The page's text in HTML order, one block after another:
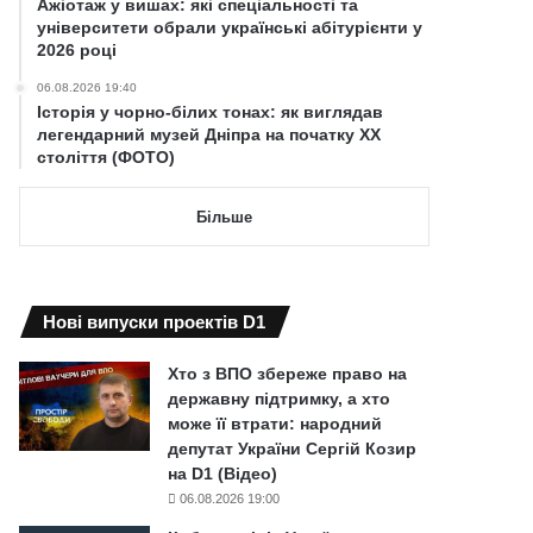
Ажіотаж у вишах: які спеціальності та
університети обрали українські абітурієнти у
2026 році
06.08.2026 19:40
Історія у чорно-білих тонах: як виглядав
легендарний музей Дніпра на початку ХХ
століття (ФОТО)
Більше
Нові випуски проектів D1
Хто з ВПО збереже право на
державну підтримку, а хто
може її втрати: народний
депутат України Сергій Козир
на D1 (Відео)
06.08.2026 19:00